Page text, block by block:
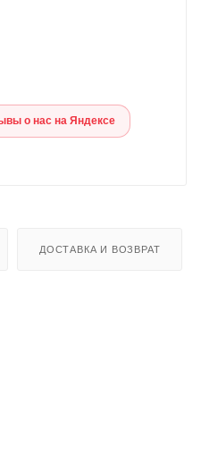
о нас на Яндексе
ДОСТАВКА И ВОЗВРАТ